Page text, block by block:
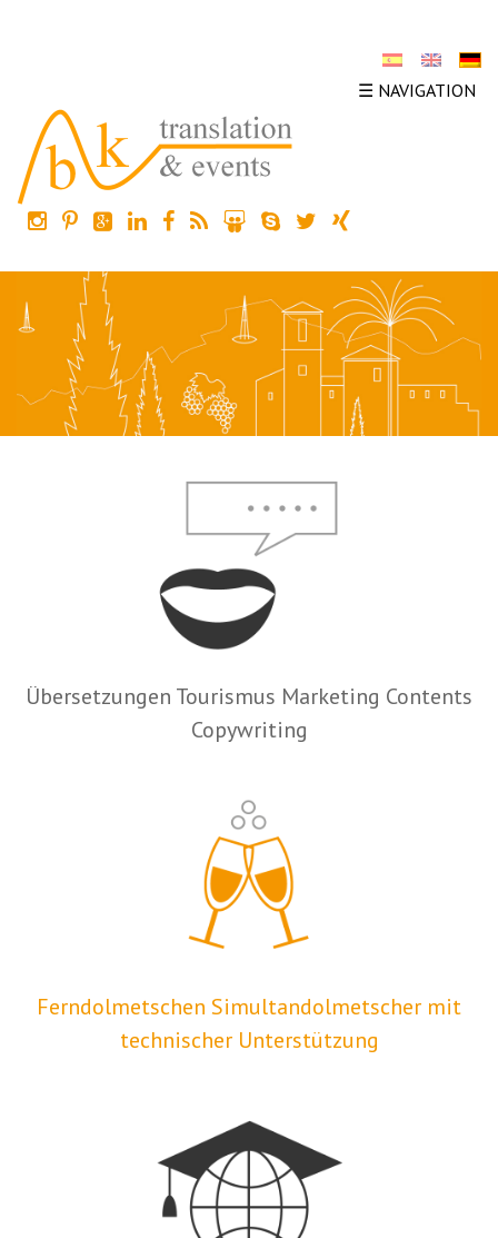
☰ NAVIGATION
Übersetzungen Tourismus Marketing Contents
Copywriting
Ferndolmetschen Simultandolmetscher mit
technischer Unterstützung